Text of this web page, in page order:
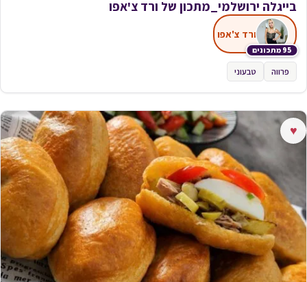
בייגלה ירושלמי_מתכון של ורד צ'אפו
95 מתכונים
ורד צ'אפו
פרווה טבעוני
♥